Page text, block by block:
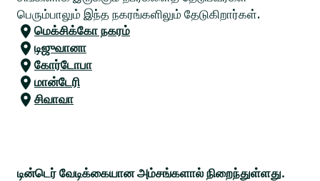
பெரும்பாலும் இந்த நகரங்களிலும் தேடுகிறார்கள்.
மெக்சிக்கோ நகரம்
டிஜுவானா
கோர்டோபா
மான்டேரி
சிவாவா
டின்டெர் வேடிக்கையான அம்சங்களால் நிறைந்துள்ளது.